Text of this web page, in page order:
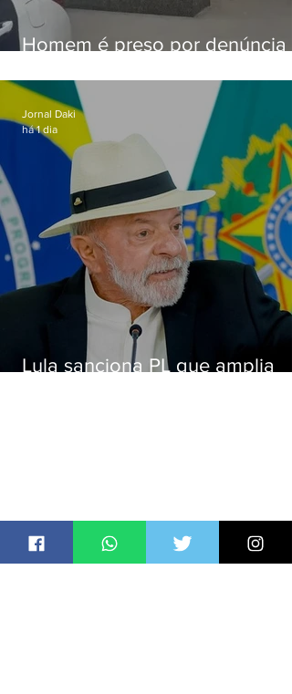
Homem é preso por denúncia
Alcântara
Lula sanciona PL que amplia
Jornal Daki
há 1 dia